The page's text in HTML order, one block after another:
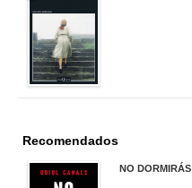
Recomendados
NO DORMIRÁS